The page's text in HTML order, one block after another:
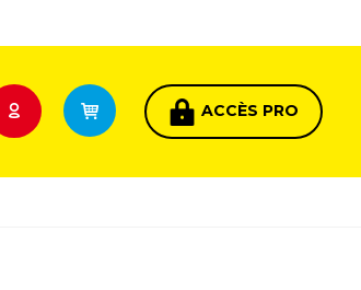
ACCÈS PRO